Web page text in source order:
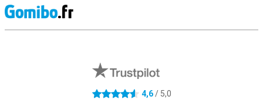
4.6 étoiles 4,6/ 5,0